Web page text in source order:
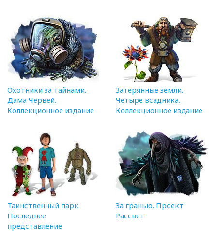
Охотники за тайнами.
Дама Червей.
Коллекционное издание
Затерянные земли.
Четыре всадника.
Коллекционное издание
Таинственный парк.
Последнее
представление
За гранью. Проект
Рассвет